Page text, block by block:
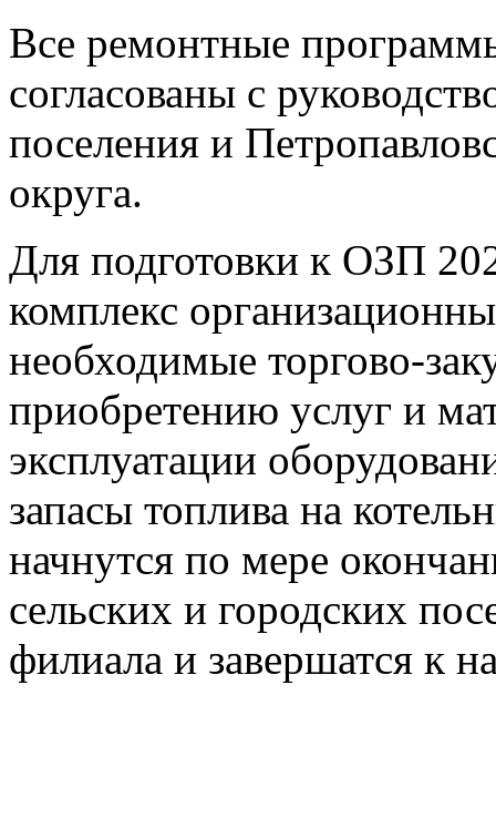
Все ремонтные
согласованы с
поселения и
округа.
Для подготовки к ОЗП
комплекс
необходимые торгово-
приобретению услуг и
эксплуатации
запасы топлива на
начнутся по мере
сельских и городских
филиала и завершатся к